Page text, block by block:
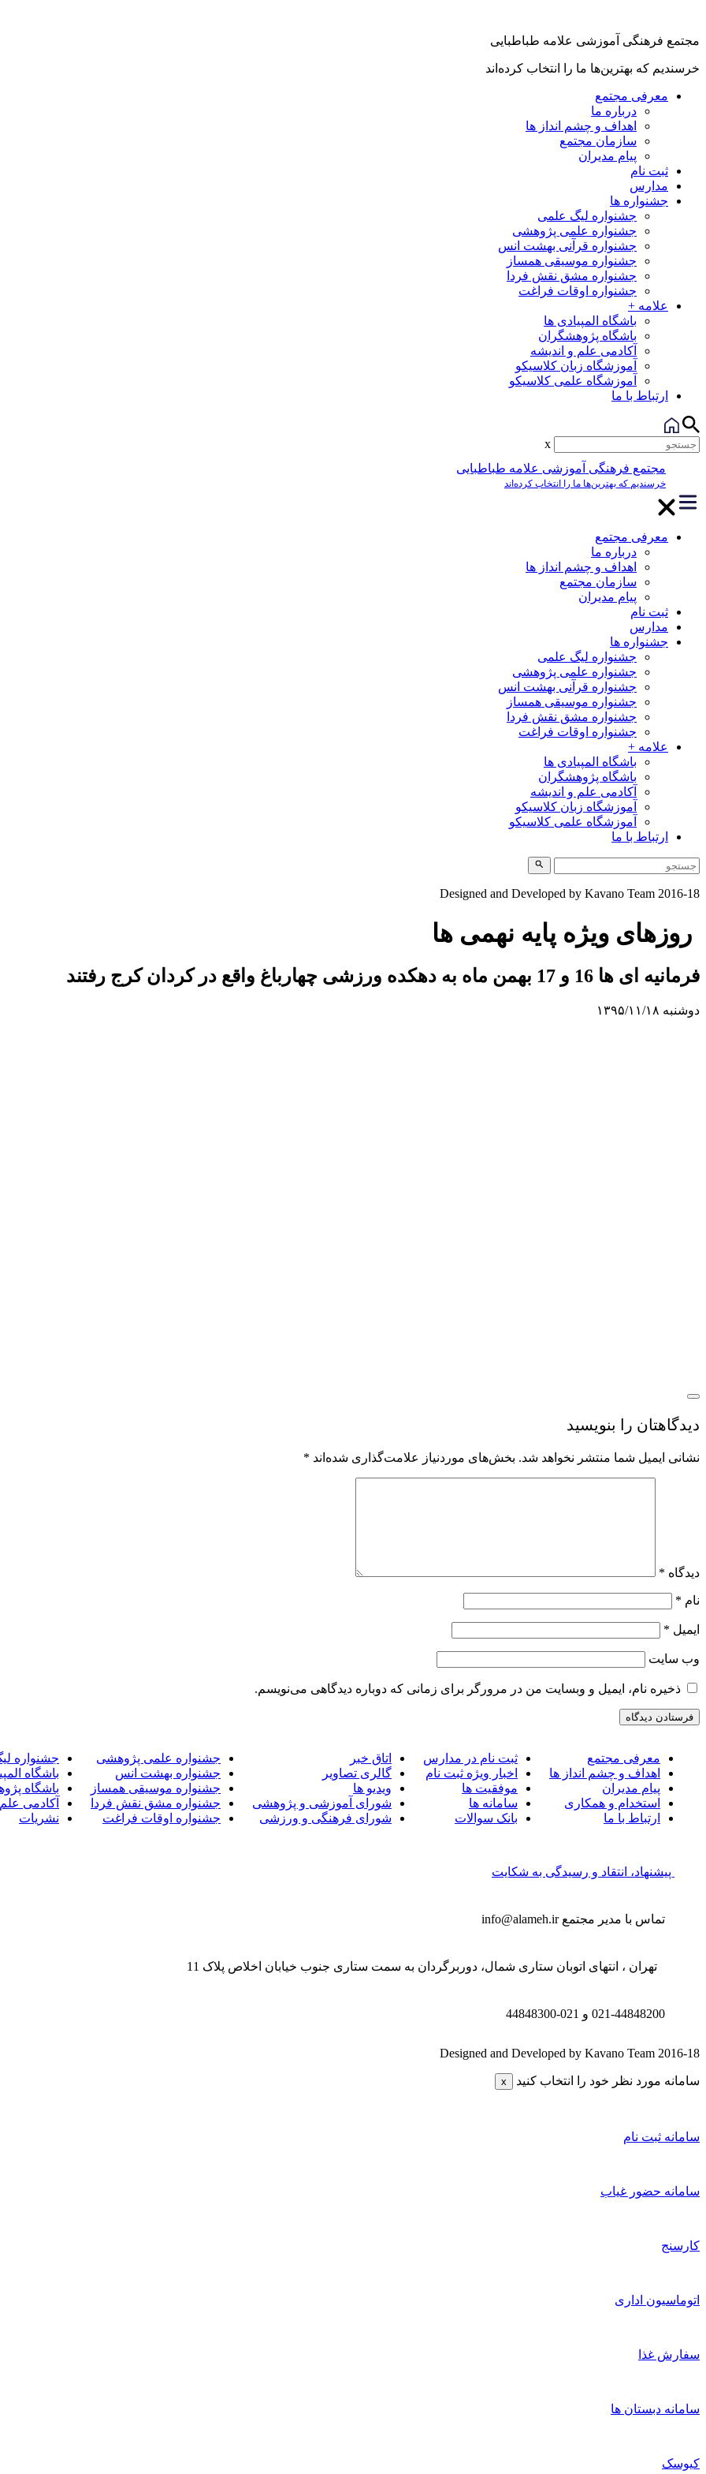
مجتمع فرهنگی آموزشی علامه طباطبایی
خرسندیم که بهترین‌ها ما را انتخاب کرده‌اند
معرفی مجتمع
درباره ما
اهداف و چشم انداز ها
سازمان مجتمع
پیام مدیران
ثبت نام
مدارس
جشنواره ها
جشنواره لیگ علمی
جشنواره علمی پژوهشی
جشنواره قرآنی بهشت انس
جشنواره موسیقی همساز
جشنواره مشق نقش فردا
جشنواره اوقات فراغت
علامه +
باشگاه المپیادی ها
باشگاه پژوهشگران
آکادمی علم و اندیشه
آموزشگاه زبان کلاسیکو
آموزشگاه علمی کلاسیکو
ارتباط با ما
x
مجتمع فرهنگی آموزشی علامه طباطبایی
خرسندیم که بهترین‌ها ما را انتخاب کرده‌اند
معرفی مجتمع
درباره ما
اهداف و چشم انداز ها
سازمان مجتمع
پیام مدیران
ثبت نام
مدارس
جشنواره ها
جشنواره لیگ علمی
جشنواره علمی پژوهشی
جشنواره قرآنی بهشت انس
جشنواره موسیقی همساز
جشنواره مشق نقش فردا
جشنواره اوقات فراغت
علامه +
باشگاه المپیادی ها
باشگاه پژوهشگران
آکادمی علم و اندیشه
آموزشگاه زبان کلاسیکو
آموزشگاه علمی کلاسیکو
ارتباط با ما
Designed and Developed by Kavano Team 2016-18
روزهای ویژه پایه نهمی ها
فرمانیه ای ها 16 و 17 بهمن ماه به دهکده ورزشی چهارباغ واقع در کردان کرج رفتند
دوشنبه ۱۳۹۵/۱۱/۱۸
دیدگاهتان را بنویسید
نشانی ایمیل شما منتشر نخواهد شد. بخش‌های موردنیاز علامت‌گذاری شده‌اند *
دیدگاه *
نام *
ایمیل *
وب‌ سایت
ذخیره نام، ایمیل و وبسایت من در مرورگر برای زمانی که دوباره دیدگاهی می‌نویسم.
معرفی مجتمع
اهداف و چشم انداز ها
پیام مدیران
استخدام و همکاری
ارتباط با ما
ثبت نام در مدارس
اخبار ویژه ثبت نام
موفقیت ها
سامانه ها
بانک سوالات
اتاق خبر
گالری تصاویر
ویدیو ها
شورای آموزشی و پژوهشی
شورای فرهنگی و ورزشی
جشنواره علمی پژوهشی
جشنواره بهشت انس
جشنواره موسیقی همساز
جشنواره مشق نقش فردا
جشنواره اوقات فراغت
جشنواره
باشگاه
باشگاه
آکادمی
نشریات
پیشنهاد، انتقاد و رسیدگی به شکایت
تماس با مدیر مجتمعinfo@alameh.ir
تهران ، انتهای اتوبان ستاری شمال، دوربرگردان به سمت ستاری جنوب خیابان اخلاص پلاک 11
021-44848200 و 021-44848300
Designed and Developed by Kavano Team 2016-18
سامانه مورد نظر خود را انتخاب کنید x
سامانه ثبت نام
سامانه حضور غیاب
کارسنج
اتوماسیون اداری
سفارش غذا
سامانه دبستان ها
کیوسک